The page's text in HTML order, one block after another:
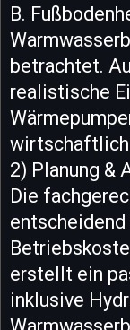
B.
betrachtet.
realistische
2) Planung &
Die
erstellt ein
inklusive